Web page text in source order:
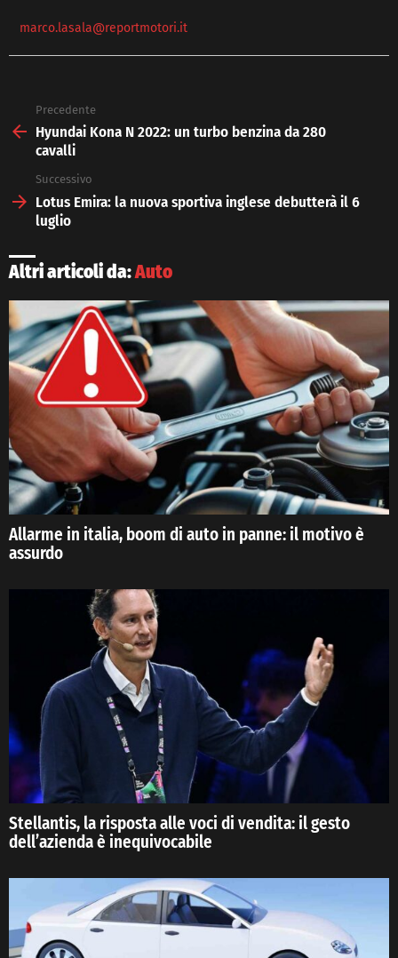
marco.lasala@reportmotori.it
more
Precedente
Hyundai Kona N 2022: un turbo benzina da 280
cavalli
Successivo
Lotus Emira: la nuova sportiva inglese debutterà il 6
luglio
Altri articoli da:Auto
Allarme in italia, boom di auto in panne: il motivo è
assurdo
Stellantis, la risposta alle voci di vendita: il gesto
dell’azienda è inequivocabile